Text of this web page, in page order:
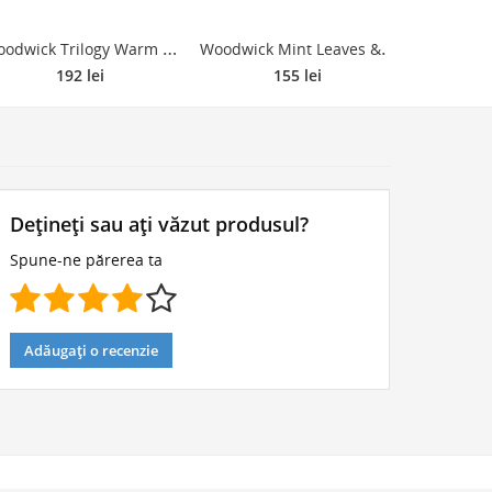
W
oodwick Trilogy Warm Woods lumânare parfumată cu fitil din lemn (hearthwick) 453.6 g
192 lei
W
oodwick Mint Leaves & Oak lumânare parfumată cu fitil din lemn 609,5 g
155 lei
Dețineți sau ați văzut produsul?
Spune-ne părerea ta
Adăugați o recenzie